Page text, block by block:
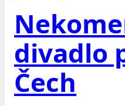
divadlo
Čech